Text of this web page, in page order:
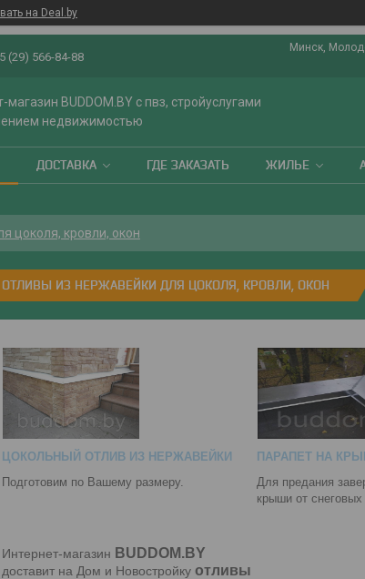
на Deal.by
(29) 566-84-88
Минск,
магазин BUDDOM.BY с пвз, стройуслугами
недвижимостью
ДОСТАВКА ГДЕ ЗАКАЗАТЬ ЖИЛЬЕ
цоколя, кровли, окон
ОТЛИВЫ ИЗ НЕРЖАВЕЙКИ ДЛЯ ЦОКОЛЯ, КРОВЛИ, ОКОН
ЦОКОЛЬНЫЙ ОТЛИВ ИЗ НЕРЖАВЕЙКИ
Подготовим по Вашему размеру.
Интернет-магазин BUDDOM.BY
доставит на Дом и Новостройку отливы
ПАРАПЕТ НА
Для предания
крыши от снеговых